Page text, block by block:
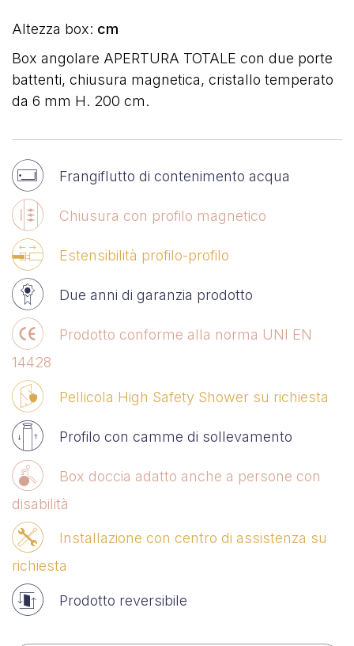
Altezza box: cm
Box angolare APERTURA TOTALE con due porte
battenti, chiusura magnetica, cristallo temperato
da 6 mm H. 200 cm.
Frangiflutto di contenimento acqua
Chiusura con profilo magnetico
Estensibilità profilo-profilo
Due anni di garanzia prodotto
Prodotto conforme alla norma UNI EN
14428
Pellicola High Safety Shower su richiesta
Profilo con camme di sollevamento
Box doccia adatto anche a persone con
disabilità
Installazione con centro di assistenza su
richiesta
Prodotto reversibile